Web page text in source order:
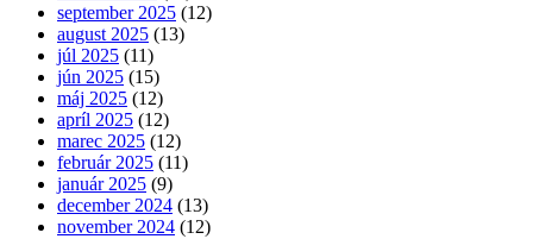
september 2025 (12)
august 2025 (13)
júl 2025 (11)
jún 2025 (15)
máj 2025 (12)
apríl 2025 (12)
marec 2025 (12)
február 2025 (11)
január 2025 (9)
december 2024 (13)
november 2024 (12)